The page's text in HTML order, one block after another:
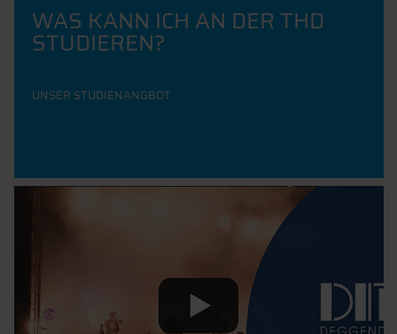
WAS KANN ICH AN DER THD
STUDIEREN?
UNSER STUDIENANGBOT